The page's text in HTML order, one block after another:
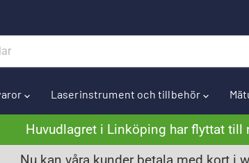
Laserinstrument och tillbehör
Huvudlagret i Linköping har flyttat till